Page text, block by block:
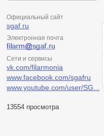
Официальный сайт
sgaf.ru
Электронная почта
Сети и сервисы
vk.com/filarmonia
www.facebook.com/sgafru
www.youtube.com/user/SG...
13554 просмотра